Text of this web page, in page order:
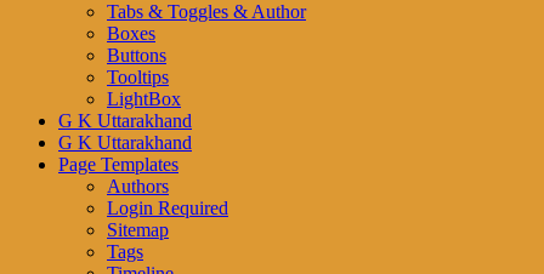
Tabs & Toggles & Author
Boxes
Buttons
Tooltips
LightBox
G K Uttarakhand
G K Uttarakhand
Page Templates
Authors
Login Required
Sitemap
Tags